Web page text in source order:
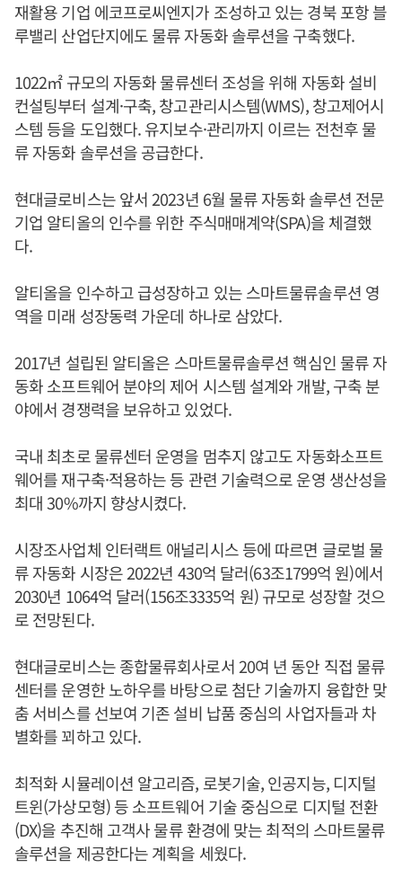
재활용 기업 에코프로씨엔지가 조성하고 있는 경북 포항 블
루밸리 산업단지에도 물류 자동화 솔루션을 구축했다.
1022㎡ 규모의 자동화 물류센터 조성을 위해 자동화 설비
컨설팅부터 설계·구축, 창고관리시스템(WMS), 창고제어시
스템 등을 도입했다. 유지보수·관리까지 이르는 전천후 물
류 자동화 솔루션을 공급한다.
현대글로비스는 앞서 2023년 6월 물류 자동화 솔루션 전문
기업 알티올의 인수를 위한 주식매매계약(SPA)을 체결했
다.
알티올을 인수하고 급성장하고 있는 스마트물류솔루션 영
역을 미래 성장동력 가운데 하나로 삼았다.
2017년 설립된 알티올은 스마트물류솔루션 핵심인 물류 자
동화 소프트웨어 분야의 제어 시스템 설계와 개발, 구축 분
야에서 경쟁력을 보유하고 있었다.
국내 최초로 물류센터 운영을 멈추지 않고도 자동화소프트
웨어를 재구축·적용하는 등 관련 기술력으로 운영 생산성을
최대 30%까지 향상시켰다.
시장조사업체 인터랙트 애널리시스 등에 따르면 글로벌 물
류 자동화 시장은 2022년 430억 달러(63조1799억 원)에서
2030년 1064억 달러(156조3335억 원) 규모로 성장할 것으
로 전망된다.
현대글로비스는 종합물류회사로서 20여 년 동안 직접 물류
센터를 운영한 노하우를 바탕으로 첨단 기술까지 융합한 맞
춤 서비스를 선보여 기존 설비 납품 중심의 사업자들과 차
별화를 꾀하고 있다.
최적화 시뮬레이션 알고리즘, 로봇기술, 인공지능, 디지털
트윈(가상모형) 등 소프트웨어 기술 중심으로 디지털 전환
(DX)을 추진해 고객사 물류 환경에 맞는 최적의 스마트물류
솔루션을 제공한다는 계획을 세웠다.